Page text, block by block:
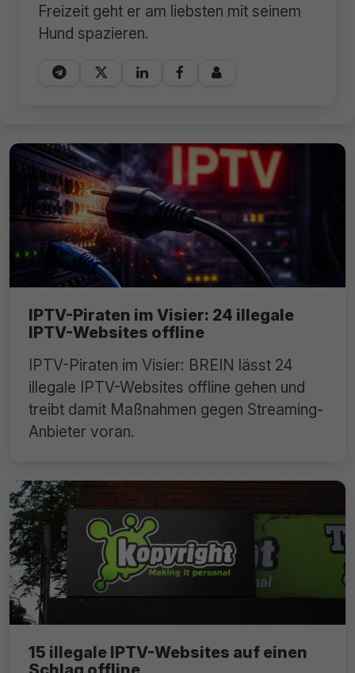
Freizeit geht er am liebsten mit seinem
Hund spazieren.
    
IPTV-Piraten im Visier: 24 illegale
IPTV-Websites offline
IPTV-Piraten im Visier: BREIN lässt 24
illegale IPTV-Websites offline gehen und
treibt damit Maßnahmen gegen Streaming-
Anbieter voran.
15 illegale IPTV-Websites auf einen